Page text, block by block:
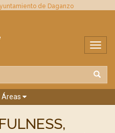
de Daganzo
Áreas